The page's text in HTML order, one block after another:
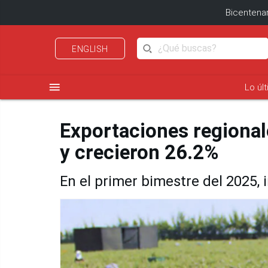
ENGLISH
menu Lo
Exportaciones
y crecieron 26.2%
En el primer bimestre del 2025,